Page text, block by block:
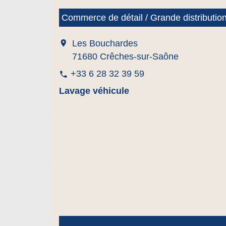
Commerce de détail / Grande
location_on
Les Bouchardes
71680 Crêches-sur-Saône
phone +33 6 28 32 39 59
Lavage véhicule